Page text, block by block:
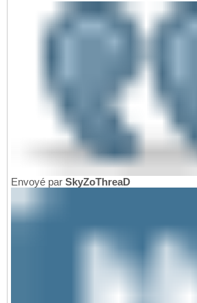
Envoyé par SkyZoThreaD